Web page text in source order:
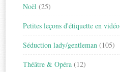
Noël (25)
Petites leçons d'étiquette en vidéo
Séduction lady/gentleman (105)
Théâtre & Opéra (12)